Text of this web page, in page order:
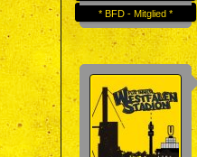
* BFD - Mitglied *